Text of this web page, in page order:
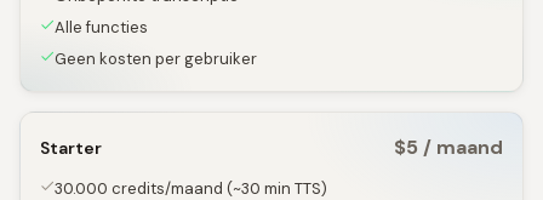
Alle functies
Geen kosten per gebruiker
Starter $5 / maand
30.000 credits/maand (~30 min TTS)